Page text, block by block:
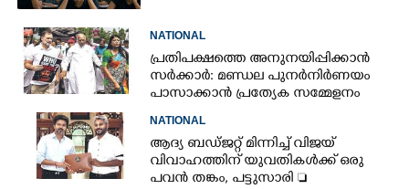
NATIONAL
പ്രതിപക്ഷത്തെ അനുനയിപ്പിക്കാൻ
സർക്കാർ: മണ്ഡല പുനർനിർണയം
പാസാക്കാൻ പ്രത്യേക സമ്മേളനം
NATIONAL
ആദ്യ ബഡ്ജറ്റ് മിന്നിച്ച് വിജയ്
വിവാഹത്തിന് യുവതികൾക്ക് ഒരു
പവൻ തങ്കം, പട്ടുസാരി 